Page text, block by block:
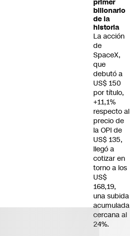
primer
billonario
de la
historia
La acción
de
SpaceX,
que
debutó a
US$ 150
por título,
+11,1%
respecto al
precio de
la OPI de
US$ 135,
llegó a
cotizar en
torno a los
US$
168,19,
una subida
acumulada
cercana al
24%.